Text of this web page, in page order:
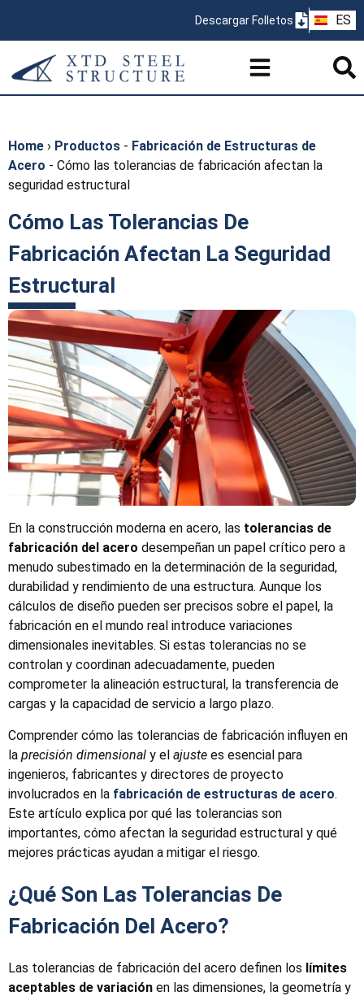
Descargar Folletos ES
PT
Home › Productos - Fabricación de Estructuras de
Acero - Cómo las tolerancias de fabricación afectan la
seguridad estructural
Cómo Las Tolerancias De
Fabricación Afectan La Seguridad
Estructural
En la construcción moderna en acero, las tolerancias de
fabricación del acero desempeñan un papel crítico pero a
menudo subestimado en la determinación de la seguridad,
durabilidad y rendimiento de una estructura. Aunque los
cálculos de diseño pueden ser precisos sobre el papel, la
fabricación en el mundo real introduce variaciones
dimensionales inevitables. Si estas tolerancias no se
controlan y coordinan adecuadamente, pueden
comprometer la alineación estructural, la transferencia de
cargas y la capacidad de servicio a largo plazo.
Comprender cómo las tolerancias de fabricación influyen en
la precisión dimensional y el ajuste es esencial para
ingenieros, fabricantes y directores de proyecto
involucrados en la fabricación de estructuras de acero.
Este artículo explica por qué las tolerancias son
importantes, cómo afectan la seguridad estructural y qué
mejores prácticas ayudan a mitigar el riesgo.
¿Qué Son Las Tolerancias De
Fabricación Del Acero?
Las tolerancias de fabricación del acero definen los límites
aceptables de variación en las dimensiones, la geometría y